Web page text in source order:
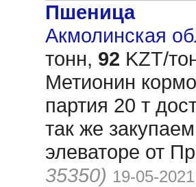
Пшеница
Акмолинская
тонн, 92 KZT/
Метионин
партия 20 т
так же
элеваторе от
35350) 19-05-2021